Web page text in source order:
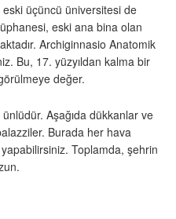
eski üçüncü üniversitesi de
eski ana bina olan
Archiginnasio Anatomik
Bu, 17. yüzyıldan kalma bir
değer.
ünlüdür. Aşağıda dükkanlar ve
Burada her hava
Toplamda, şehrin